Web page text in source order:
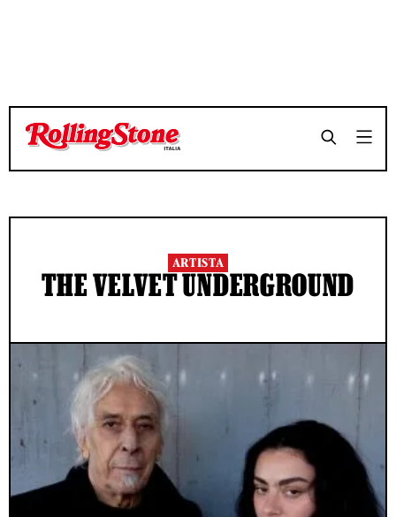
ARTISTA
THE VELVET UNDERGROUND